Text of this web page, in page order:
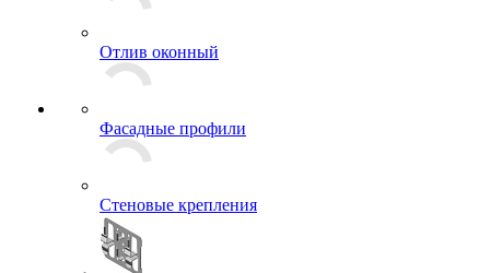
Сайдинг виниловый,
акриловый
Отлив оконный
Фасадные профили